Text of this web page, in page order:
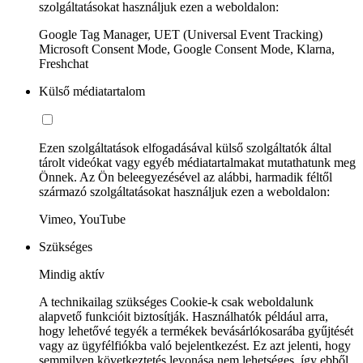
szolgáltatásokat használjuk ezen a weboldalon:
Google Tag Manager, UET (Universal Event Tracking)
Microsoft Consent Mode, Google Consent Mode, Klarna,
Freshchat
Külső médiatartalom
Ezen szolgáltatások elfogadásával külső szolgáltatók által
tárolt videókat vagy egyéb médiatartalmakat mutathatunk meg
Önnek. Az Ön beleegyezésével az alábbi, harmadik féltől
származó szolgáltatásokat használjuk ezen a weboldalon:
Vimeo, YouTube
Szükséges
Mindig aktív
A technikailag szükséges Cookie-k csak weboldalunk
alapvető funkcióit biztosítják. Használhatók például arra,
hogy lehetővé tegyék a termékek bevásárlókosarába gyűjtését
vagy az ügyfélfiókba való bejelentkezést. Ez azt jelenti, hogy
semmilyen következtetés levonása nem lehetséges, így ebből